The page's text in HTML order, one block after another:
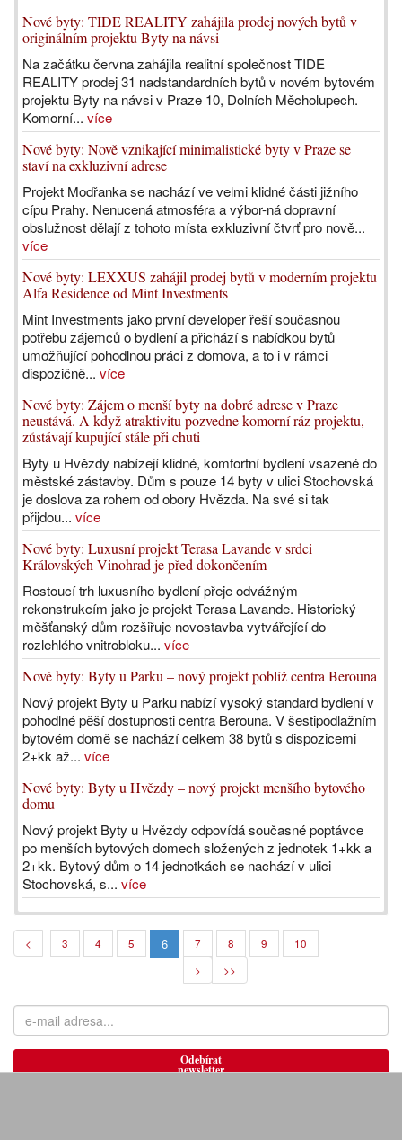
Nové byty: TIDE REALITY zahájila prodej nových bytů v
originálním projektu Byty na návsi
Na začátku června zahájila realitní společnost TIDE
REALITY prodej 31 nadstandardních bytů v novém bytovém
projektu Byty na návsi v Praze 10, Dolních Měcholupech.
Komorní... více
Nové byty: Nově vznikající minimalistické byty v Praze se
staví na exkluzivní adrese
Projekt Modřanka se nachází ve velmi klidné části jižního
cípu Prahy. Nenucená atmosféra a výbor-ná dopravní
obslužnost dělají z tohoto místa exkluzivní čtvrť pro nově...
více
Nové byty: LEXXUS zahájil prodej bytů v moderním projektu
Alfa Residence od Mint Investments
Mint Investments jako první developer řeší současnou
potřebu zájemců o bydlení a přichází s nabídkou bytů
umožňující pohodlnou práci z domova, a to i v rámci
dispozičně... více
Nové byty: Zájem o menší byty na dobré adrese v Praze
neustává. A když atraktivitu pozvedne komorní ráz projektu,
zůstávají kupující stále při chuti
Byty u Hvězdy nabízejí klidné, komfortní bydlení vsazené do
městské zástavby. Dům s pouze 14 byty v ulici Stochovská
je doslova za rohem od obory Hvězda. Na své si tak
přijdou... více
Nové byty: Luxusní projekt Terasa Lavande v srdci
Královských Vinohrad je před dokončením
Rostoucí trh luxusního bydlení přeje odvážným
rekonstrukcím jako je projekt Terasa Lavande. Historický
měšťanský dům rozšiřuje novostavba vytvářející do
rozlehlého vnitrobloku... více
Nové byty: Byty u Parku – nový projekt poblíž centra Berouna
Nový projekt Byty u Parku nabízí vysoký standard bydlení v
pohodlné pěší dostupnosti centra Berouna. V šestipodlažním
bytovém domě se nachází celkem 38 bytů s dispozicemi
2+kk až... více
Nové byty: Byty u Hvězdy – nový projekt menšího bytového
domu
Nový projekt Byty u Hvězdy odpovídá současné poptávce
po menších bytových domech složených z jednotek 1+kk a
2+kk. Bytový dům o 14 jednotkách se nachází v ulici
Stochovská, s... více
< 3 4 5 6 7 8 9
10
>
>>
Odebírat
newsletter